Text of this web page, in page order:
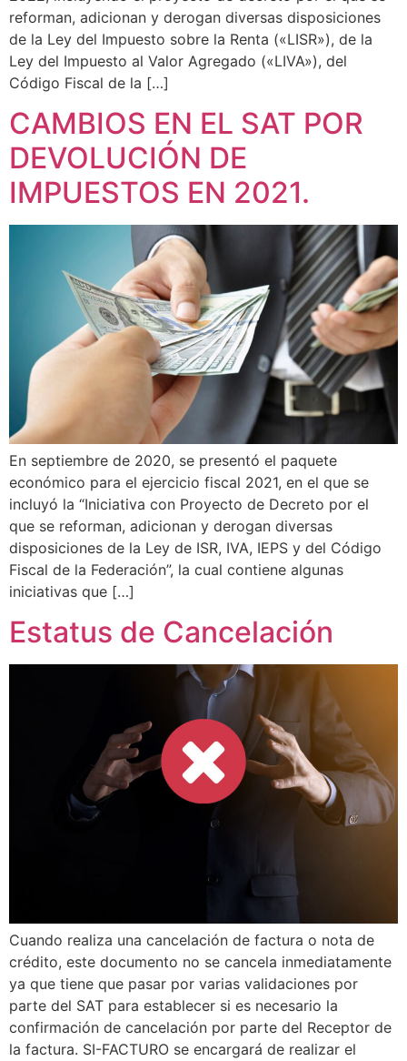
reforman, adicionan y derogan diversas disposiciones
de la Ley del Impuesto sobre la Renta («LISR»), de la
Ley del Impuesto al Valor Agregado («LIVA»), del
Código Fiscal de la […]
CAMBIOS EN EL SAT POR
DEVOLUCIÓN DE
IMPUESTOS EN 2021.
En septiembre de 2020, se presentó el paquete
económico para el ejercicio fiscal 2021, en el que se
incluyó la “Iniciativa con Proyecto de Decreto por el
que se reforman, adicionan y derogan diversas
disposiciones de la Ley de ISR, IVA, IEPS y del Código
Fiscal de la Federación”, la cual contiene algunas
iniciativas que […]
Estatus de Cancelación
Cuando realiza una cancelación de factura o nota de
crédito, este documento no se cancela inmediatamente
ya que tiene que pasar por varias validaciones por
parte del SAT para establecer si es necesario la
confirmación de cancelación por parte del Receptor de
la factura. SI-FACTURO se encargará de realizar el